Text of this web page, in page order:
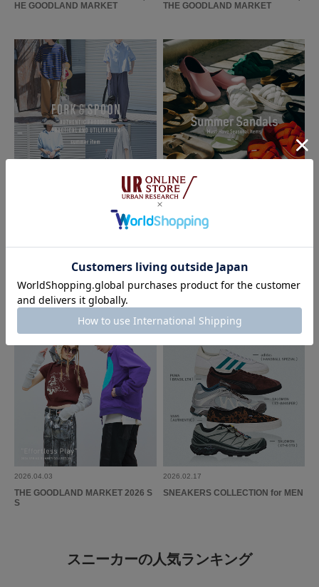
HE GOODLAND MARKET
THE GOODLAND MARKET
2026.05.26
D MARKET
2026.04.03
THE GOODLAND MARKET 2026 S
S
2026.02.17
SNEAKERS COLLECTION for MEN
スニーカーの人気ランキング